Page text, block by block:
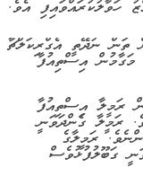
ހަވާލުކުރައްވައިފި އެވެ.
ނުދޭތީ އެގްރިކަލްޗާ
އިސްތިއުފާ
ރަމީލާ އިސްތިއުފާ
ރަމީލާ ގެންދަވަނީ
ރަމީލާގެ
ގަބޫލުފުޅުވެސް